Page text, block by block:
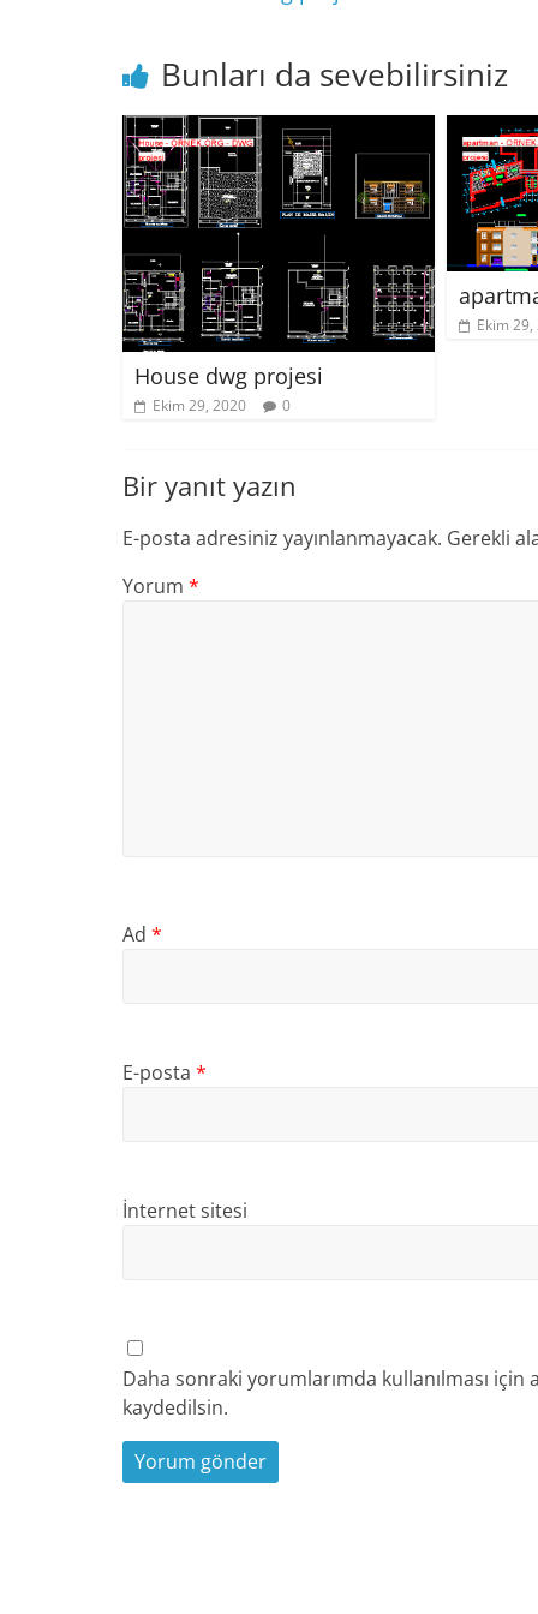
Bunları da sevebilirsiniz
House dwg projesi
Ekim 29, 2020 0
Ekim
Bir yanıt yazın
E-posta adresiniz yayınlanmayacak. Gerekli
Yorum *
Ad *
E-posta *
İnternet sitesi
Daha sonraki yorumlarımda kullanılması için
kaydedilsin.